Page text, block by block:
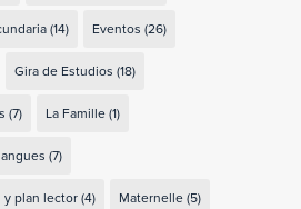
(14) Eventos (26)
Gira de Estudios (18)
(7) La Famille(1)
(7)
y plan lector(4) Maternelle(5)